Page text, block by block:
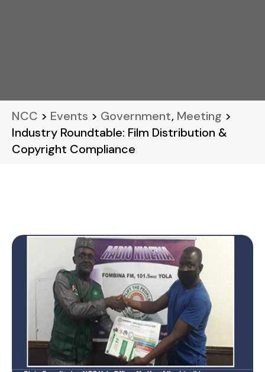
NCC > Events > Government, Meeting >
Industry Roundtable: Film Distribution &
Copyright Compliance